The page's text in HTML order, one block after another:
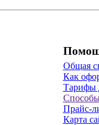
Общая
Как
Тарифы
Прайс-
Карта